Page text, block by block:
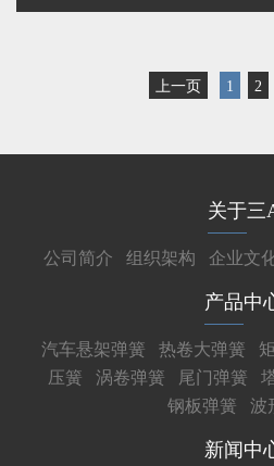
上一页 1 2
关于三
公司简介 组织架构 企业文
产品中
汽车悬架弹簧 热卷大弹簧
压簧
涡卷弹簧 尾门弹簧
钢板弹簧
波
新闻中